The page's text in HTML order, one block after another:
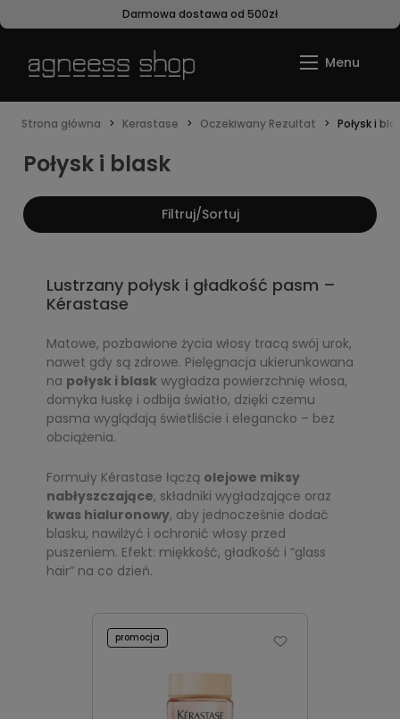
Darmowa dostawa od 500zł
Strona główna Kerastase Oczekiwany Rezultat Połysk i
Połysk i blask
Filtruj/Sortuj
Lustrzany połysk i gładkość pasm –
Kérastase
Matowe, pozbawione życia włosy tracą swój urok,
nawet gdy są zdrowe. Pielęgnacja ukierunkowana
na połysk i blask wygładza powierzchnię włosa,
domyka łuskę i odbija światło, dzięki czemu
pasma wyglądają świetliście i elegancko – bez
obciążenia.
Formuły Kérastase łączą olejowe miksy
nabłyszczające, składniki wygładzające oraz
kwas hialuronowy, aby jednocześnie dodać
blasku, nawilżyć i ochronić włosy przed
puszeniem. Efekt: miękkość, gładkość i “glass
hair” na co dzień.
promocja